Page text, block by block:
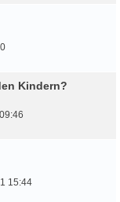
Kindern?
15:44